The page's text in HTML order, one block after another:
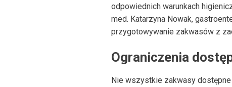
odpowiednich warunkach
med. Katarzyna Nowak,
przygotowywanie zakwasów z
Ograniczenia
Nie wszystkie zakwasy